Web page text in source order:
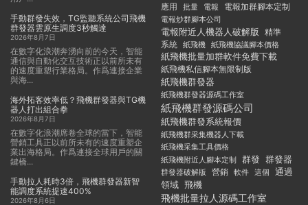
手動群發失效，TG監聽系統公司飛機
群發器雲原生調度3秒觸達
2026年8月7日
在數字化浪潮奔湧向前的今天，智能
通信與自動化交互技術正以前所未有
的速度重塑行業格局。作爲連接企業
與海...
海外拓客效率低？飛機群發器與TG機
器人打出組合拳
2026年8月7日
在數字化浪潮席卷全球的當下，智能
營銷工具正以前所未有的速度重塑企
業出海格局。作爲連接全球用戶的關
鍵橋...
手動拉人耗時3倍，飛機群發器新智
能調度系統提速400%
2026年8月6日
應用
批量 電報 電報加群腳本定制
電報炒群腳本公司
電報附近人機器人破解版 精準
系統 紙飛機 紙飛機協議腳本價格
紙飛機批量加群軟件免費下載
紙飛機私信腳本無限制版
紙飛機群發器
紙飛機群發器源碼工作室
紙飛機群發源碼公司
紙飛機群發系統報價
紙飛機群采集機器人下載
紙飛機采集工具價格
紙飛機附近人腳本定制
群發 群發器
群發器破解版 營銷 軟件 這個
通過
領域 飛機
飛機批量拉人源碼工作室